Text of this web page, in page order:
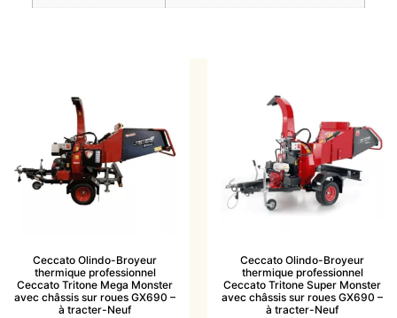
Ceccato Olindo-Broyeur
thermique professionnel
Ceccato Tritone Mega Monster
avec châssis sur roues GX690 –
à tracter-Neuf
Ceccato Olindo-Broyeur
thermique professionnel
Ceccato Tritone Super Monster
avec châssis sur roues GX690 –
à tracter-Neuf